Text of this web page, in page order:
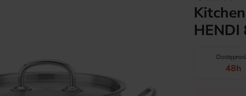
48h